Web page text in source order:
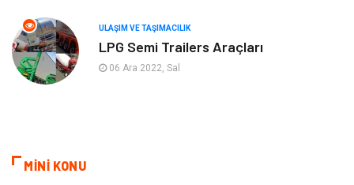
Ambalaj Eğlence
Pazarlama
ULAŞIM VE TAŞIMACILIK
LPG Semi Trailers Araçları
06 Ara 2022, Sal
MİNİ KONU